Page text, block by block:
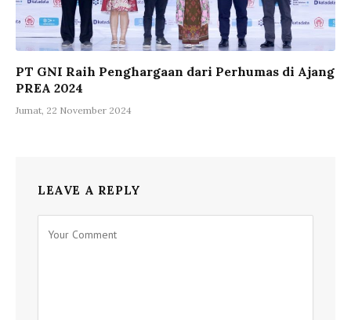
PT GNI Raih Penghargaan dari Perhumas di Ajang
PREA 2024
Jumat, 22 November 2024
LEAVE A REPLY